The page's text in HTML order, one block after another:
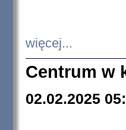
więcej...
Centrum w
02.02.2025